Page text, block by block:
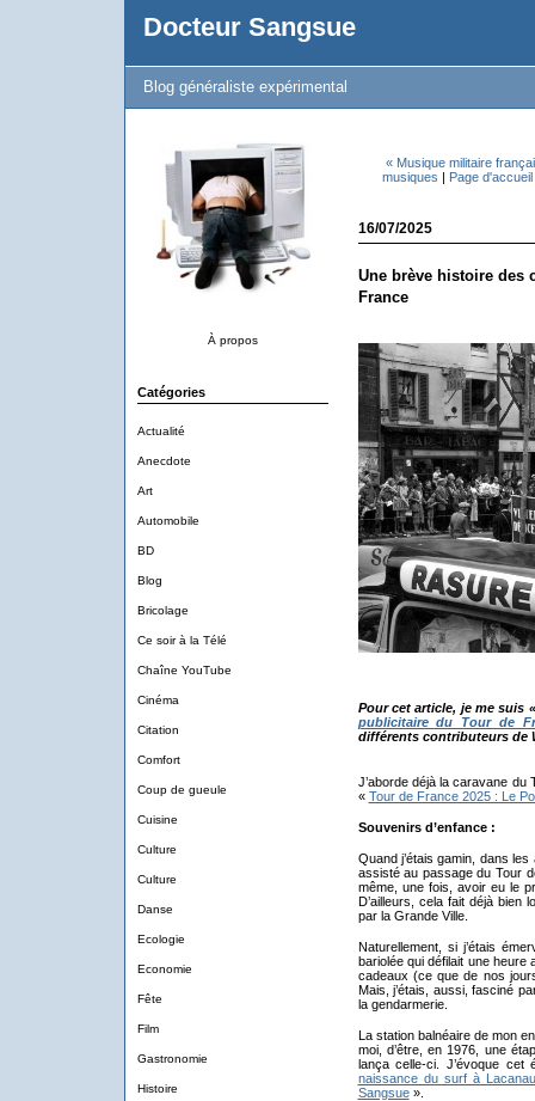
Docteur Sangsue
Blog généraliste expérimental
À propos
Catégories
Actualité
Anecdote
Art
Automobile
BD
Blog
Bricolage
Ce soir à la Télé
Chaîne YouTube
Cinéma
Citation
Comfort
Coup de gueule
Cuisine
Culture
Culture
Danse
Ecologie
Economie
Fête
Film
Gastronomie
Histoire
« Musique militaire
musiques | Page d'accueil
16/07/2025
Une brève histoire des
France
Pour cet article, je me suis
publicitaire du Tour de
différents contributeurs de
J’aborde déjà la caravane
« Tour de France 2025 : Le
Souvenirs d’enfance :
Quand j’étais gamin, dans
assisté au passage du Tour
même, une fois, avoir eu le
D’ailleurs, cela fait déjà bien
par la Grande Ville.
Naturellement, si j’étais
bariolée qui défilait une
cadeaux (ce que de nos
Mais, j’étais, aussi, fasciné
la gendarmerie.
La station balnéaire de mon
moi, d’être, en 1976, une
lança celle-ci. J’évoque
naissance du surf à
Sangsue».